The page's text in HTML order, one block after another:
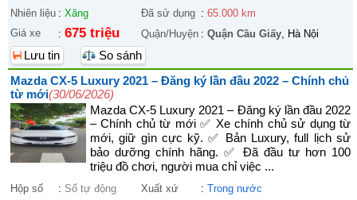
Nhiên liệu : Xăng Đã sử dụng : 65.000 km
Giá xe
: 675 triệu Quận/Huyện : Quận Cầu Giấy, Hà Nội
Lưu tin
So sánh
Mazda CX-5 Luxury 2021 – Đăng ký lần đầu 2022 – Chính chủ
từ mới(30/06/2026)
Mazda CX-5 Luxury 2021 – Đăng ký lần đầu 2022
– Chính chủ từ mới ✅ Xe chính chủ sử dụng từ
mới, giữ gìn cực kỹ. ✅ Bản Luxury, full lịch sử
bảo dưỡng chính hãng. ✅ Đã đầu tư hơn 100
triệu đồ chơi, người mua chỉ việc ...
Hộp số : Số tự động Xuất xứ : Trong nước